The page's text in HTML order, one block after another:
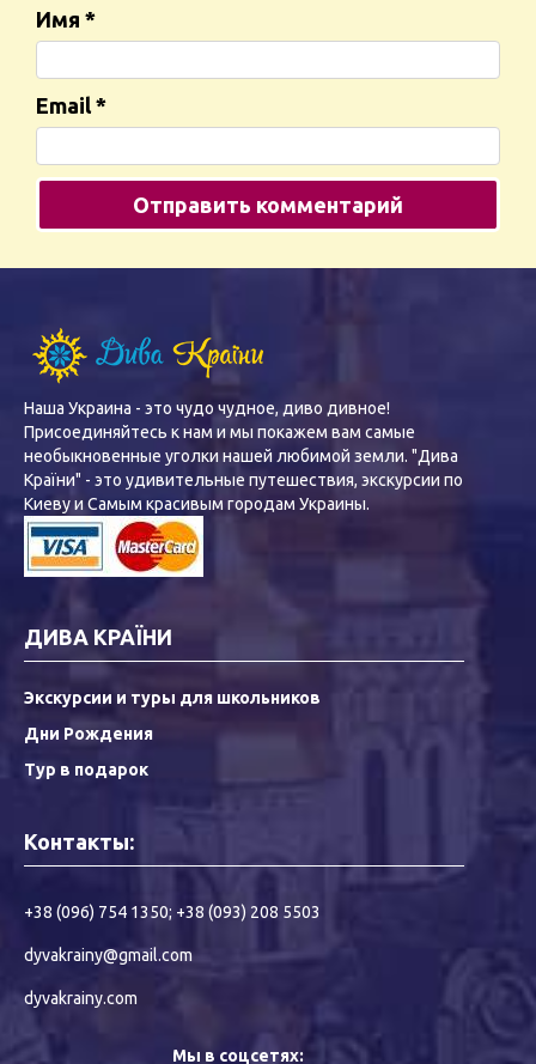
Имя *
Email *
Наша Украина - это чудо чудное, диво дивное!
Присоединяйтесь к нам и мы покажем вам самые
необыкновенные уголки нашей любимой земли. "Дива
Країни" - это удивительные путешествия, экскурсии по
Киеву и Самым красивым городам Украины.
ДИВА КРАЇНИ
Экскурсии и туры для школьников
Дни Рождения
Тур в подарок
Контакты:
+38 (096) 754 1350; +38 (093) 208 5503
dyvakrainy@gmail.com
dyvakrainy.com
Мы в соцсетях: